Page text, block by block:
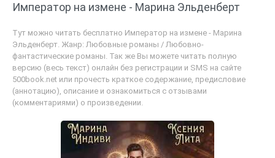
Император на измене - Марина Эльденберт
Тут можно читать бесплатно Император на измене - Марина
Эльденберт. Жанр: Любовные романы / Любовно-
фантастические романы. Так же Вы можете читать полную
версию (весь текст) онлайн без регистрации и SMS на сайте
500book.net или прочесть краткое содержание, предисловие
(аннотацию), описание и ознакомиться с отзывами
(комментариями) о произведении.